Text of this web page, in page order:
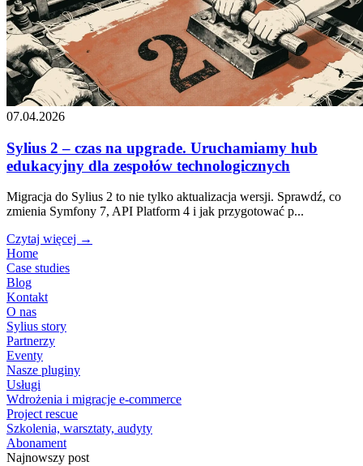
07.04.2026
Sylius 2 – czas na upgrade. Uruchamiamy hub
edukacyjny dla zespołów technologicznych
Migracja do Sylius 2 to nie tylko aktualizacja wersji. Sprawdź, co
zmienia Symfony 7, API Platform 4 i jak przygotować p...
Czytaj więcej →
Home
Case studies
Blog
Kontakt
O nas
Sylius story
Partnerzy
Eventy
Nasze pluginy
Usługi
Wdrożenia i migracje e-commerce
Project rescue
Szkolenia, warsztaty, audyty
Abonament
Najnowszy post